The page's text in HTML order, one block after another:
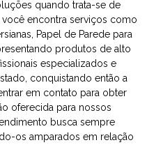
quando trata-se de
você encontra serviços como
Papel de Parede para
produtos de alto
especializados e
conquistando então a
em contato para obter
oferecida para nossos
busca sempre
os amparados em relação